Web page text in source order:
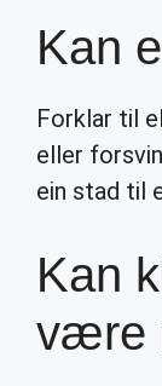
Kan
Forklar til
eller
ein stad til
Kan
være